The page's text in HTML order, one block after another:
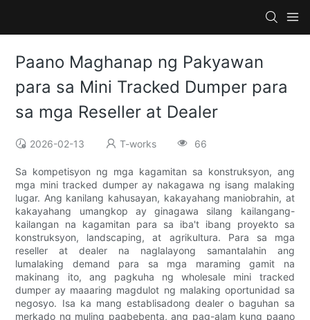
Paano Maghanap ng Pakyawan
para sa Mini Tracked Dumper para
sa mga Reseller at Dealer
2026-02-13 T-works 66
Sa kompetisyon ng mga kagamitan sa konstruksyon, ang
mga mini tracked dumper ay nakagawa ng isang malaking
lugar. Ang kanilang kahusayan, kakayahang maniobrahin, at
kakayahang umangkop ay ginagawa silang kailangang-
kailangan na kagamitan para sa iba't ibang proyekto sa
konstruksyon, landscaping, at agrikultura. Para sa mga
reseller at dealer na naglalayong samantalahin ang
lumalaking demand para sa mga maraming gamit na
makinang ito, ang pagkuha ng wholesale mini tracked
dumper ay maaaring magdulot ng malaking oportunidad sa
negosyo. Isa ka mang establisadong dealer o baguhan sa
merkado ng muling pagbebenta, ang pag-alam kung paano